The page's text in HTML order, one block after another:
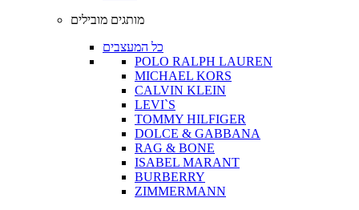
מותגים מובילים
כל המעצבים
POLO RALPH LAUREN
MICHAEL KORS
CALVIN KLEIN
LEVI`S
TOMMY HILFIGER
DOLCE & GABBANA
RAG & BONE
ISABEL MARANT
BURBERRY
ZIMMERMANN